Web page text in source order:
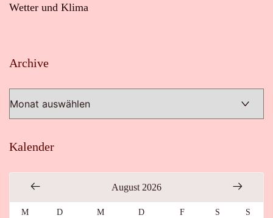
Wetter und Klima
Archive
Kalender
August 2026
M D M D F S S